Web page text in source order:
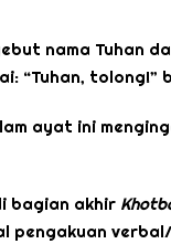
nama Tuhan
“Tuhan, tolong!”
ayat ini
bagian akhir
pengakuan